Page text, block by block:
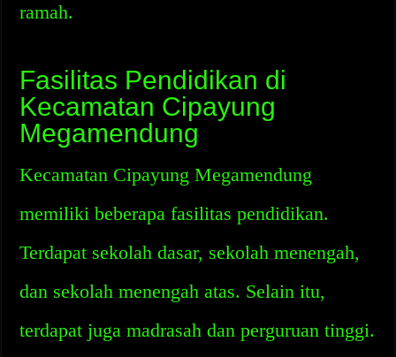
ramah.
Fasilitas Pendidikan di
Kecamatan Cipayung
Megamendung
Kecamatan Cipayung Megamendung
memiliki beberapa fasilitas pendidikan.
Terdapat sekolah dasar, sekolah menengah,
dan sekolah menengah atas. Selain itu,
terdapat juga madrasah dan perguruan tinggi.